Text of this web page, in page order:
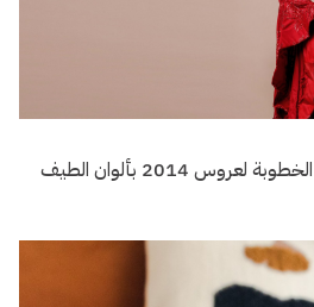
2014 بألوان الطيف